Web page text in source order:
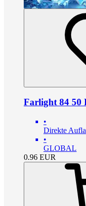
Farlight 84 50
•
Direkte
•
GLOBAL
0.96 EUR